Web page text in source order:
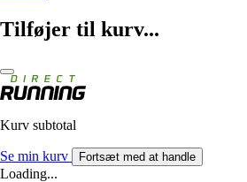
Tilføjer til kurv...
Kurv subtotal
Se min kurv Fortsæt med at handle
Loading...